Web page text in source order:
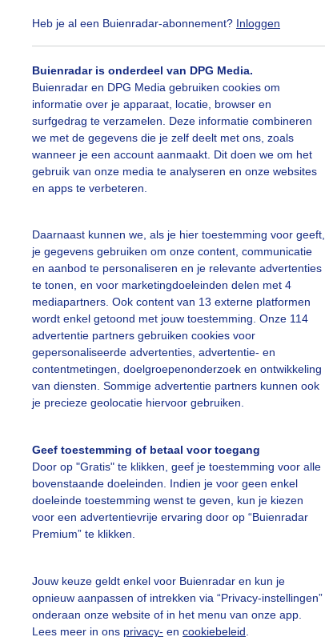
Heb je al een Buienradar-abonnement? Inloggen
Buienradar is onderdeel van DPG Media.
Buienradar en DPG Media gebruiken cookies om
informatie over je apparaat, locatie, browser en
surfgedrag te verzamelen. Deze informatie combineren
we met de gegevens die je zelf deelt met ons, zoals
wanneer je een account aanmaakt. Dit doen we om het
gebruik van onze media te analyseren en onze websites
en apps te verbeteren.
Daarnaast kunnen we, als je hier toestemming voor geeft,
je gegevens gebruiken om onze content, communicatie
en aanbod te personaliseren en je relevante advertenties
te tonen, en voor marketingdoeleinden delen met 4
mediapartners. Ook content van 13 externe platformen
wordt enkel getoond met jouw toestemming. Onze 114
advertentie partners gebruiken cookies voor
gepersonaliseerde advertenties, advertentie- en
contentmetingen, doelgroepenonderzoek en ontwikkeling
van diensten. Sommige advertentie partners kunnen ook
je precieze geolocatie hiervoor gebruiken.
Geef toestemming of betaal voor toegang
Door op "Gratis" te klikken, geef je toestemming voor alle
bovenstaande doeleinden. Indien je voor geen enkel
doeleinde toestemming wenst te geven, kun je kiezen
voor een advertentievrije ervaring door op “Buienradar
Premium” te klikken.
Jouw keuze geldt enkel voor Buienradar en kun je
opnieuw aanpassen of intrekken via “Privacy-instellingen”
onderaan onze website of in het menu van onze app.
Lees meer in ons privacy- en cookiebeleid
Arjan Pat Gemaakt: 16-05-2026, 55x bekeken
slideshow
vragen
Mijn weer
De Bilt
Klikhierom dit aan te passen